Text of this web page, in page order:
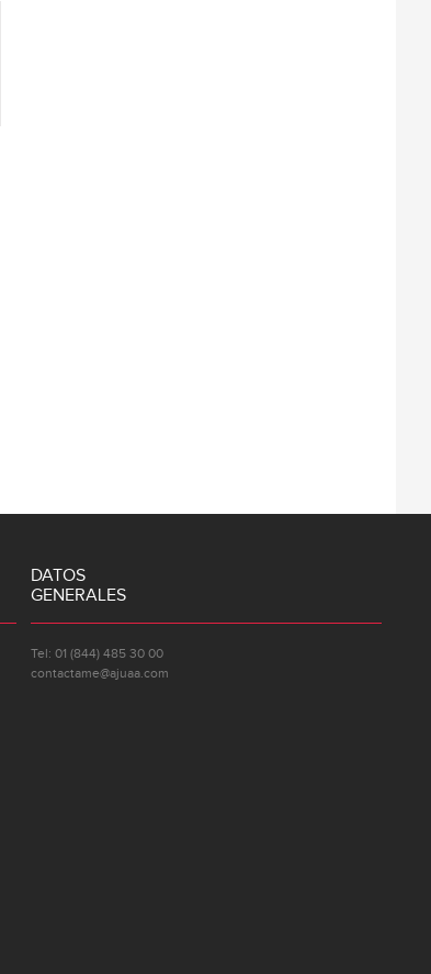
DATOS
GENERALES
Tel: 01 (844) 485 30 00
contactame@ajuaa.com